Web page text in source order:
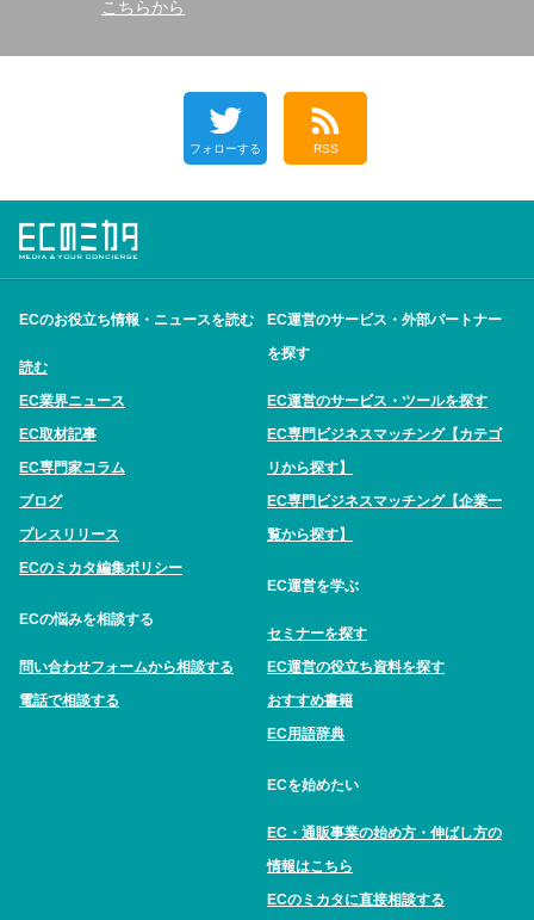
こちらから
フォローする RSS
ECのお役立ち情報・ニュースを読む
読む
EC業界ニュース
EC取材記事
EC専門家コラム
ブログ
プレスリリース
ECのミカタ編集ポリシー
ECの悩みを相談する
問い合わせフォームから相談する
電話で相談する
EC運営のサービス・外部パートナー
を探す
EC運営のサービス・ツールを探す
EC専門ビジネスマッチング【カテゴ
リから探す】
EC専門ビジネスマッチング【企業一
覧から探す】
EC運営を学ぶ
セミナーを探す
EC運営の役立ち資料を探す
おすすめ書籍
EC用語辞典
ECを始めたい
EC・通販事業の始め方・伸ばし方の
情報はこちら
ECのミカタに直接相談する